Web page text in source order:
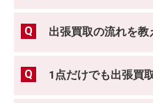
出張買取の流れを教
1点だけでも出張買